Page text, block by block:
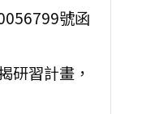
號函
研習計畫，